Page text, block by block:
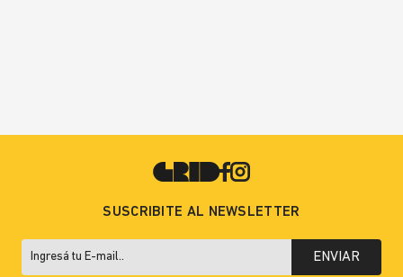
SUSCRIBITE AL NEWSLETTER
ENVIAR